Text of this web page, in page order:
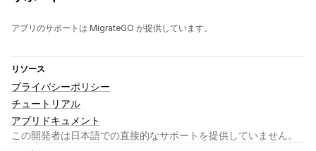
アプリのサポートは MigrateGO が提供しています。
リソース
プライバシーポリシー
チュートリアル
アプリドキュメント
この開発者は日本語での直接的なサポートを提供していません。